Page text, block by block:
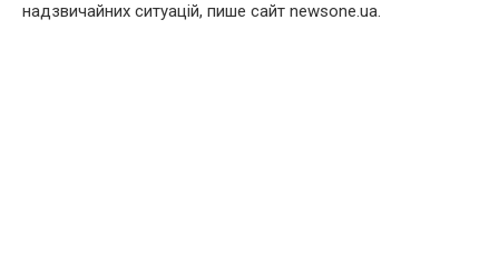
надзвичайних ситуацій, пише сайт newsone.ua.